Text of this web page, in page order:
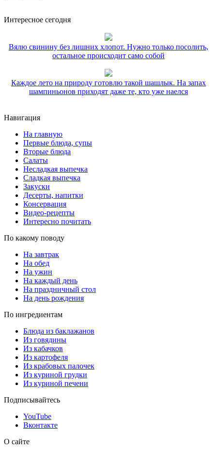
Интересное сегодня
Вялю свинину без лишних хлопот. Нужно только посолить,
остальное происходит само собой
Каждое лето на природу готовлю такой шашлык. На запах
шампиньонов приходят даже те, кто уже наелся
Навигация
На главную
Первые блюда, супы
Вторые блюда
Салаты
Несладкая выпечка
Сладкая выпечка
Закуски
Десерты, напитки
Консервация
Видео-рецепты
Интересно почитать
По какому поводу
На завтрак
На обед
На ужин
На каждый день
На праздничный стол
На день рождения
По ингредиентам
Блюда из баклажанов
Из говядины
Из кабачков
Из картофеля
Из крабовых палочек
Из куриной грудки
Из куриной печени
Подписывайтесь
YouTube
Вконтакте
О сайте